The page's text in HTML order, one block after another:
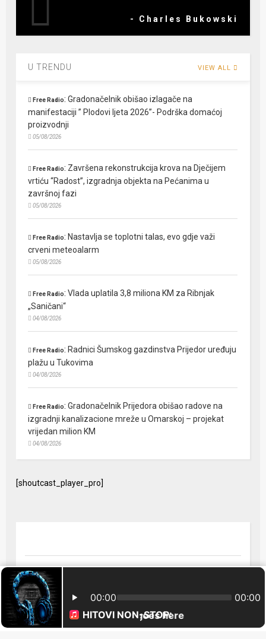
- Charles Bukowski
U TRENDU VIEW ALL
Free Radio:Gradonačelnik obišao izlagače na
manifestaciji ” Plodovi ljeta 2026”- Podrška domaćoj
proizvodnji
05/08/2026
Free Radio: Završena rekonstrukcija krova na Dječijem
vrtiću “Radost”, izgradnja objekta na Pećanima u
završnoj fazi
05/08/2026
Free Radio: Nastavlja se toplotni talas, evo gdje važi
crveni meteoalarm
05/08/2026
Free Radio:Vlada uplatila 3,8 miliona KM za Ribnjak
„Saničani“
04/08/2026
Free Radio: Radnici Šumskog gazdinstva Prijedor uređuju
plažu u Tukovima
04/08/2026
Free Radio:Gradonačelnik Prijedora obišao radove na
izgradnji kanalizacione mreže u Omarskoj – projekat
vrijedan milion KM
04/08/2026
[shoutcast_player_pro]
© 2024 Free Radio Prijedor. Sva prava zaštićena Designed by